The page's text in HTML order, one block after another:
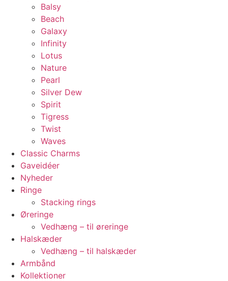
Balsy
Beach
Galaxy
Infinity
Lotus
Nature
Pearl
Silver Dew
Spirit
Tigress
Twist
Waves
Classic Charms
Gaveidéer
Nyheder
Ringe
Stacking rings
Øreringe
Vedhæng – til øreringe
Halskæder
Vedhæng – til halskæder
Armbånd
Kollektioner